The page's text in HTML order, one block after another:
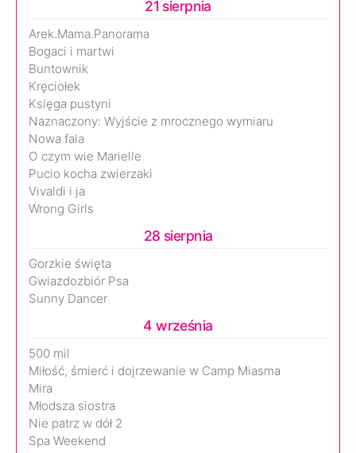
21 sierpnia
Arek.Mama.Panorama
Bogaci i martwi
Buntownik
Kręciołek
Księga pustyni
Naznaczony: Wyjście z mrocznego wymiaru
Nowa fala
O czym wie Marielle
Pucio kocha zwierzaki
Vivaldi i ja
Wrong Girls
28 sierpnia
Gorzkie święta
Gwiazdozbiór Psa
Sunny Dancer
4 września
500 mil
Miłość, śmierć i dojrzewanie w Camp Miasma
Mira
Młodsza siostra
Nie patrz w dół 2
Spa Weekend